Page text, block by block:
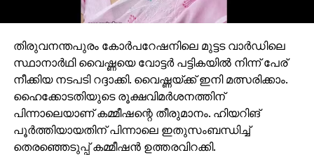
തിരുവനന്തപുരം കോര്‍പറേഷനിലെ മുട്ടട വാര്‍ഡിലെ
സ്ഥാനാര്‍ഥി വൈഷ്ണയെ വോട്ടര്‍ പട്ടികയില്‍ നിന്ന് പേര്
നീക്കിയ നടപടി റദ്ദാക്കി. വൈഷ്ണയ്ക്ക് ഇനി മത്സരിക്കാം.
ഹൈക്കോടതിയുടെ രൂക്ഷവിമര്‍ശനത്തിന്
പിന്നാലെയാണ് കമ്മീഷന്റെ തീരുമാനം. ഹിയറിങ്
പൂര്‍ത്തിയായതിന് പിന്നാലെ ഇതുസംബന്ധിച്ച്
തെരഞ്ഞെടുപ്പ് കമ്മീഷന്‍ ഉത്തരവിറക്കി.